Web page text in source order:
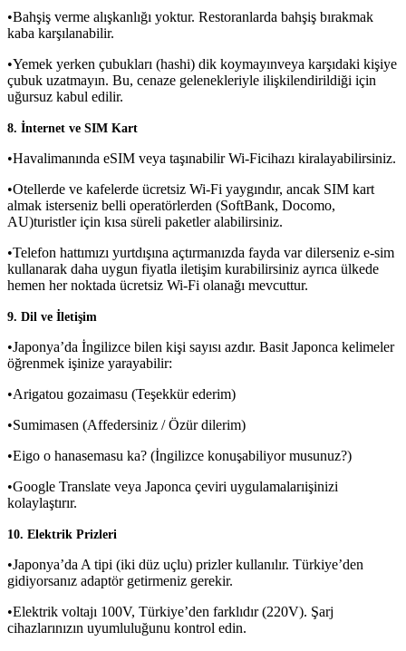
•Bahşiş verme alışkanlığı yoktur. Restoranlarda bahşiş bırakmak
kaba karşılanabilir.
•Yemek yerken çubukları (hashi) dik koymayınveya karşıdaki kişiye
çubuk uzatmayın. Bu, cenaze gelenekleriyle ilişkilendirildiği için
uğursuz kabul edilir.
8. İnternet ve SIM Kart
•Havalimanında eSIM veya taşınabilir Wi-Ficihazı kiralayabilirsiniz.
•Otellerde ve kafelerde ücretsiz Wi-Fi yaygındır, ancak SIM kart
almak isterseniz belli operatörlerden (SoftBank, Docomo,
AU)turistler için kısa süreli paketler alabilirsiniz.
•Telefon hattımızı yurtdışına açtırmanızda fayda var dilerseniz e-sim
kullanarak daha uygun fiyatla iletişim kurabilirsiniz ayrıca ülkede
hemen her noktada ücretsiz Wi-Fi olanağı mevcuttur.
9. Dil ve İletişim
•Japonya’da İngilizce bilen kişi sayısı azdır. Basit Japonca kelimeler
öğrenmek işinize yarayabilir:
•Arigatou gozaimasu (Teşekkür ederim)
•Sumimasen (Affedersiniz / Özür dilerim)
•Eigo o hanasemasu ka? (İngilizce konuşabiliyor musunuz?)
•Google Translate veya Japonca çeviri uygulamalarıişinizi
kolaylaştırır.
10. Elektrik Prizleri
•Japonya’da A tipi (iki düz uçlu) prizler kullanılır. Türkiye’den
gidiyorsanız adaptör getirmeniz gerekir.
•Elektrik voltajı 100V, Türkiye’den farklıdır (220V). Şarj
cihazlarınızın uyumluluğunu kontrol edin.